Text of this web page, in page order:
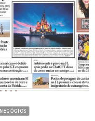
NEGÓCIOS